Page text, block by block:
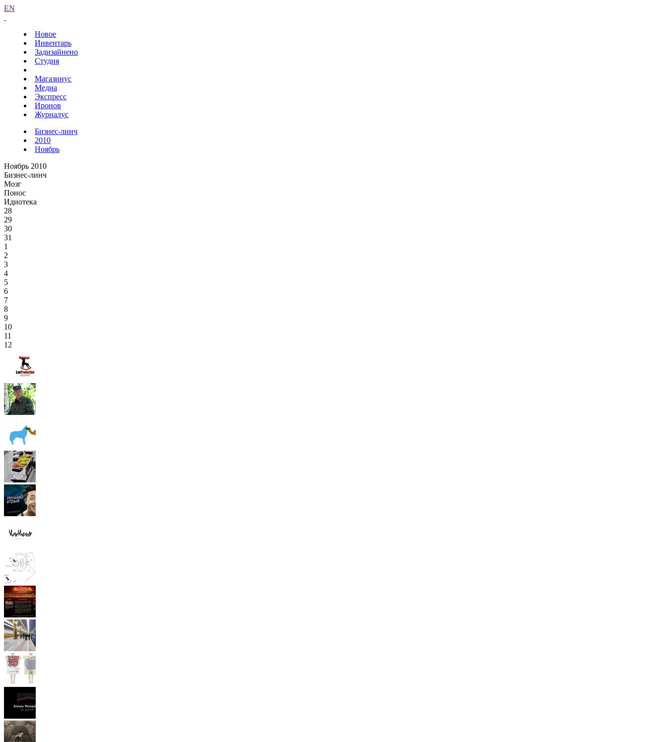
EN
Новое
Инвентарь
Задизайнено
Студия
Магазинус
Медиа
Экспресс
Иронов
Журналус
Бизнес-линч
2010
Ноябрь
Ноябрь 2010
Бизнес-линч
Мозг
Понос
Идиотека
28
29
30
31
1
2
3
4
5
6
7
8
9
10
11
12